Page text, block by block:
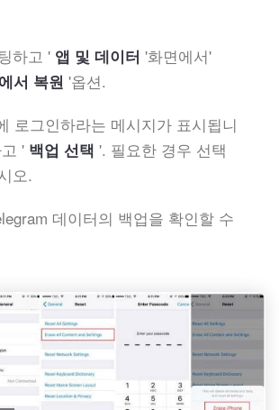
하고 ' 앱 및 데이터 '화면에서'
서 복원 '옵션.
로그인하라는 메시지가 표시됩니
' 백업 선택 '. 필요한 경우 선택
오.
데이터의 백업을 확인할 수